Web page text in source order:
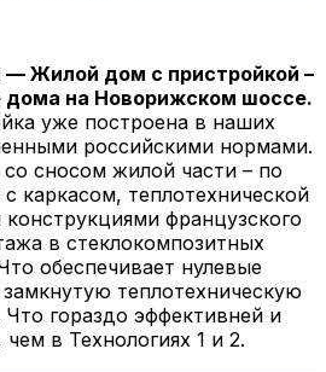
— Жилой дом с пристройкой –
дома на Новорижском шоссе.
уже построена в наших
российскими нормами.
сносом жилой части – по
каркасом, теплотехнической
французского
в стеклокомпозитных
обеспечивает нулевые
теплотехническую
Что гораздо эффективней и
в Технологиях 1 и 2.